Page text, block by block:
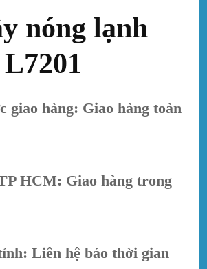
nóng lạnh
giao hàng: Giao hàng toàn
HCM: Giao hàng trong
Liên hệ báo thời gian